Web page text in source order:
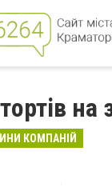
на
КОМПАНІЙ